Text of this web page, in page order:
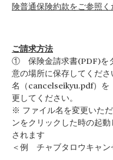
険普通保険約款をご参照く
ご請求方法
① 保険金請求書(PDF)を
意の場所に保存してくだ
名（cancelseikyu.pdf）を
更してください。
※ ファイル名を変更いた
ンをクリックした時の起
されます
＜例 チャブタロウキャン